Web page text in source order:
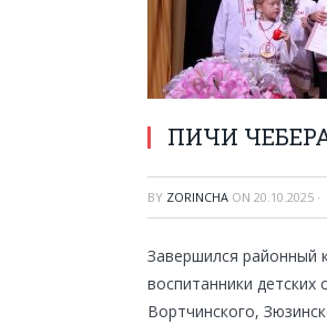
ПИЧИ
BY ZORINCHA ON 20.10.2025 ·
Завершился районный
воспитанники
Вортчинского,